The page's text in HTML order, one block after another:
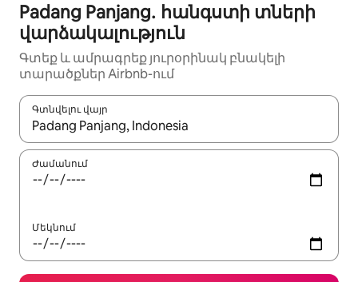
Padang Panjang․ հանգստի տների
վարձակալություն
Գտեք և ամրագրեք յուրօրինակ բնակելի
տարածքներ Airbnb-ում
Գտնվելու վայր
Երբ արդյունքները հասանելի լինեն, սլաքների
Ժամանում
Մեկնում